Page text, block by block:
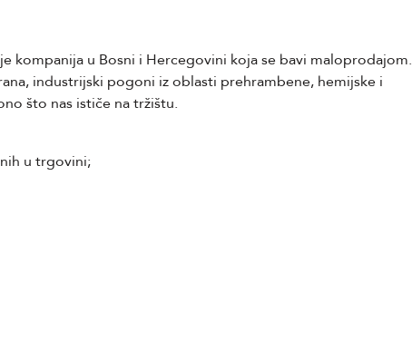
kompanija u Bosni i Hercegovini koja se bavi maloprodajom.
industrijski pogoni iz oblasti prehrambene, hemijske i
što nas ističe na tržištu.
u trgovini;